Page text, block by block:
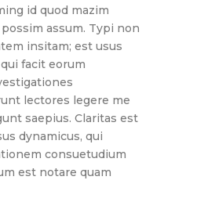
id quod mazim
assum. Typi non
insitam; est usus
facit eorum
lectores legere me
saepius. Claritas est
dynamicus, qui
consuetudium
est notare quam